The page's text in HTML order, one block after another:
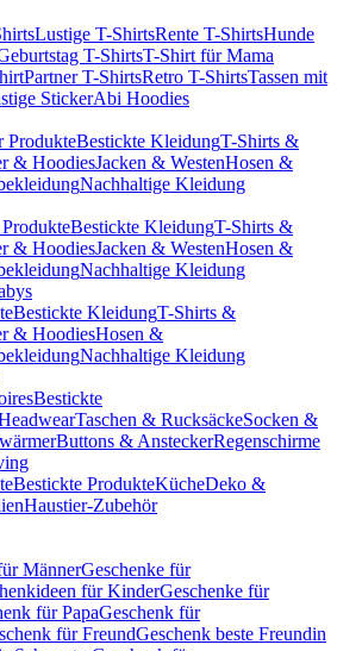
Lustige T-ShirtsRente T-ShirtsHunde
T-ShirtsT-Shirt für Mama
Partner T-ShirtsRetro T-ShirtsTassen mit
StickerAbi Hoodies
ProdukteBestickte KleidungT-Shirts &
& HoodiesJacken & WestenHosen &
Nachhaltige Kleidung
Bestickte KleidungT-Shirts &
& HoodiesJacken & WestenHosen &
Nachhaltige Kleidung
Bestickte KleidungT-Shirts &
& HoodiesHosen &
Nachhaltige Kleidung
Bestickte
Taschen & RucksäckeSocken &
Buttons & AnsteckerRegenschirme
Bestickte ProdukteKücheDeko &
Haustier-Zubehör
MännerGeschenke für
für KinderGeschenke für
für PapaGeschenk für
für FreundGeschenk beste Freundin